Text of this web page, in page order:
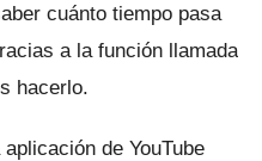
cuánto tiempo pasa
a la función llamada
hacerlo.
de YouTube